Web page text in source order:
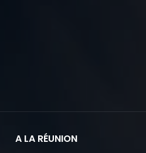
A LA RÉUNION